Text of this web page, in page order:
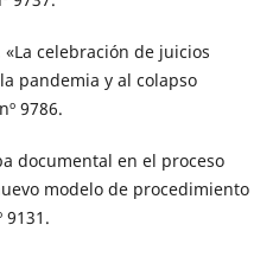
«La celebración de juicios
pandemia y al colapso
9786.
documental en el proceso
modelo de procedimiento
9131.